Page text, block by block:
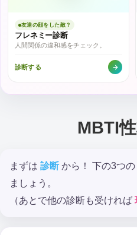
友達の顔をした敵？
フレネミー診断
人間関係の違和感をチェック。
診断する
MBTI
まずは 診断 から！ 下の3つの
ましょう。
（あとで他の診断も受ければ